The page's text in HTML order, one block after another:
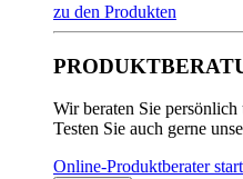
zu den Produkten
Wir beraten Sie persönlich
Testen Sie auch gerne
Online-Produktberater